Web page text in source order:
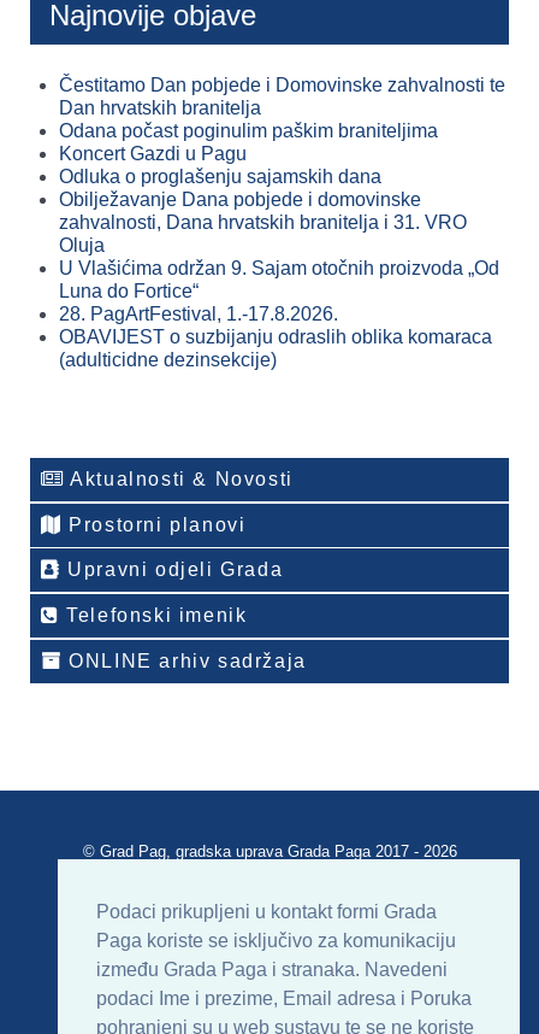
Podaci prikupljeni u kontakt formi Grada
Paga koriste se isključivo za komunikaciju
između Grada Paga i stranaka. Navedeni
podaci Ime i prezime, Email adresa i Poruka
pohranjeni su u web sustavu te se ne koriste
Najnovije objave
Čestitamo Dan pobjede i Domovinske zahvalnosti te
Dan hrvatskih branitelja
Odana počast poginulim paškim braniteljima
Koncert Gazdi u Pagu
Odluka o proglašenju sajamskih dana
Obilježavanje Dana pobjede i domovinske
zahvalnosti, Dana hrvatskih branitelja i 31. VRO
Oluja
U Vlašićima održan 9. Sajam otočnih proizvoda „Od
Luna do Fortice“
28. PagArtFestival, 1.-17.8.2026.
OBAVIJEST o suzbijanju odraslih oblika komaraca
(adulticidne dezinsekcije)
Aktualnosti & Novosti
Prostorni planovi
Upravni odjeli Grada
Telefonski imenik
ONLINE arhiv sadržaja
© Grad Pag, gradska uprava Grada Paga 2017 - 2026
Uvjeti korištenja Impressum
Kontakt
Sitemap
RSS